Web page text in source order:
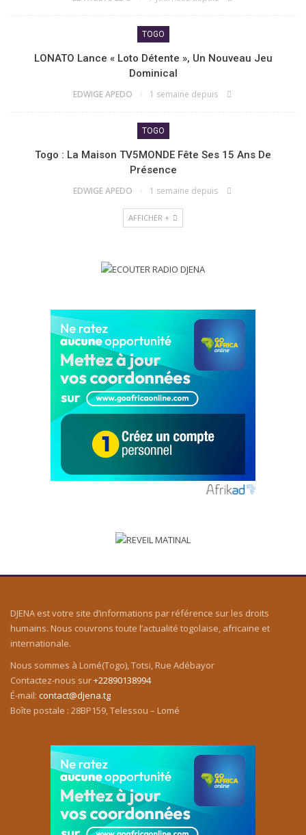
TOGO
LONATO Lance « Loto Détente », Un Nouveau Jeu
Dominical
EDWIGE APEDO 1 semaine depuis
TOGO
Togo : La Maison TV5MONDE Fête Ses 15 Ans De
Présence
EDWIGE APEDO 1 semaine depuis
AFFICHER +
DJENA est votre site d’informations par référence sur les droits
humains. Nous couvrons toute l’actualité togolaise, africaine et
internationale.
Nous sommes à Lomé(Togo), Totsi, Rue Adébayor
Contactez-nous sur+22890138994
É-mail: contact@djena.tg
Boîte postale : 28BP159, Telessou – Lomé